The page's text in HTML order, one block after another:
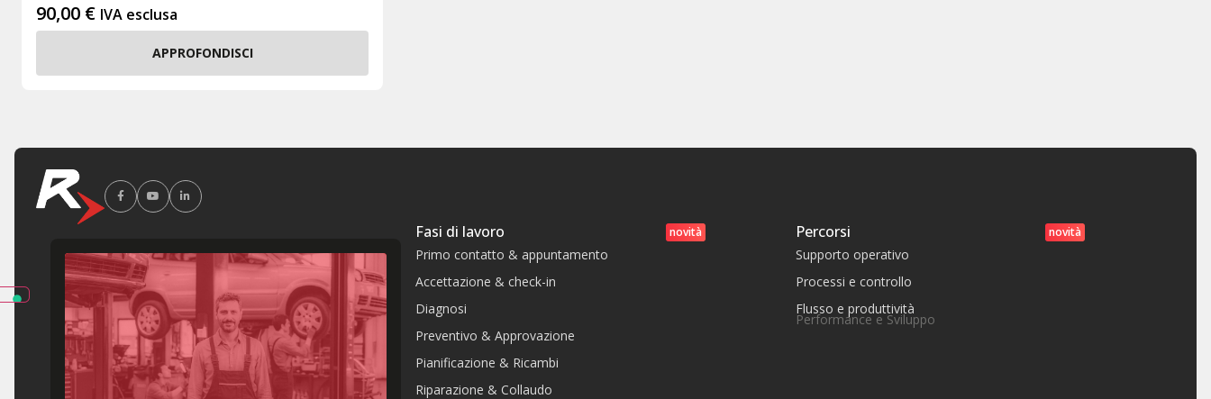
90,00 € IVA esclusa
APPROFONDISCI
novità
Fasi di lavoro
Primo contatto & appuntamento
Accettazione & check-in
Diagnosi
Preventivo & Approvazione
Pianificazione & Ricambi
Riparazione & Collaudo
novità
Percorsi
Supporto operativo
Processi e controllo
Flusso e produttività
Performance e Sviluppo